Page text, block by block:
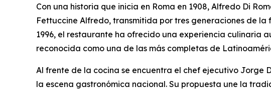
Con una historia que inicia en Roma en 1908, Alfredo Di
Fettuccine Alfredo, transmitida por tres generaciones de
1996, el restaurante ha ofrecido una experiencia culinaria
reconocida como una de las más completas de
Al frente de la cocina se encuentra el chef ejecutivo Jorge
la escena gastronómica nacional. Su propuesta une la